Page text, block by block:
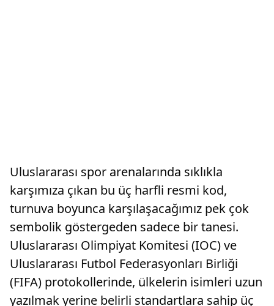
Uluslararası spor arenalarında sıklıkla
karşımıza çıkan bu üç harfli resmi kod,
turnuva boyunca karşılaşacağımız pek çok
sembolik göstergeden sadece bir tanesi.
Uluslararası Olimpiyat Komitesi (IOC) ve
Uluslararası Futbol Federasyonları Birliği
(FIFA) protokollerinde, ülkelerin isimleri uzun
yazılmak yerine belirli standartlara sahip üç